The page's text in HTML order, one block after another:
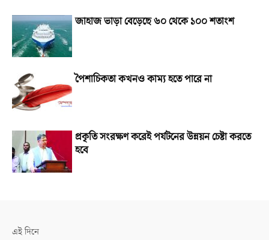
জাহাজ ভাড়া বেড়েছে ৬০ থেকে ১০০ শতাংশ
পৈশাচিকতা কখনও কাম্য হতে পারে না
প্রকৃতি সংরক্ষণ করেই পর্যটনের উন্নয়ন চেষ্টা করতে
হবে
এই দিনে